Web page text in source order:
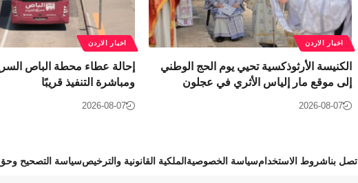
اخبار الاردن
الكنيسة الأرثوذكسية تحيي يوم الحج الوطني
إلى موقع مار إلياس الأثري في عجلون
2026-08-07
اخبار الاردن
إحالة عطاء محطة الباص
ومباشرة التنفيذ قريبًا
2026-08-07
اتصل بناشروط الاستخدامسياسة الخصوصية الملكية القانونية والترخيصسياسة التصحيح